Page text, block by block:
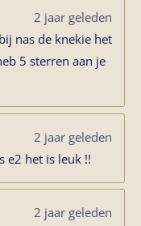
2 jaar geleden
nas de knekie het
5 sterren aan je
2 jaar geleden
e2 het is leuk !!
2 jaar geleden